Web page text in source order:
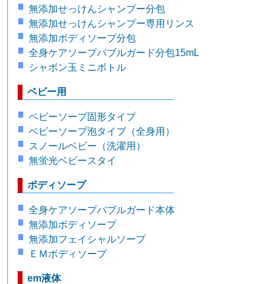
無添加せっけんシャンプー分包
無添加せっけんシャンプー専用リンス
無添加ボディソープ分包
全身ケアソープバブルガード分包15mL
シャボン玉ミニボトル
ベビー用
ベビーソープ固形タイプ
ベビーソープ泡タイプ（全身用）
スノールベビー（洗濯用）
無蛍光ベビースタイ
ボディソープ
全身ケアソープバブルガード本体
無添加ボディソープ
無添加フェイシャルソープ
ＥＭボディソープ
em液体